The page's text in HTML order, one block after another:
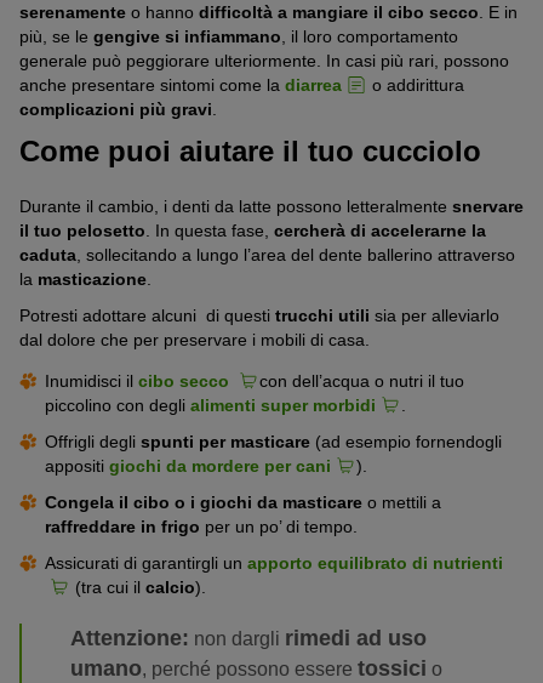
serenamente o hanno difficoltà a mangiare il cibo secco . E in
più, se le gengive si infiammano , il loro comportamento
generale può peggiorare ulteriormente. In casi più rari, possono
anche presentare sintomi come la diarrea
o addirittura
complicazioni più gravi
Come puoi aiutare il tuo cucciolo
Durante il cambio, i denti da latte possono letteralmente snervare
il tuo pelosetto. In questa fase, cercherà di accelerarne la
caduta, sollecitando a lungo l’area del dente ballerino attraverso
la masticazione.
Potresti adottare alcuni di questi trucchi utili sia per alleviarlo
dal dolore che per preservare i mobili di casa.
Inumidisci il cibo secco
con dell’acqua o nutri il tuo
piccolino con degli alimenti super morbidi
.
Offrigli degli spunti per masticare (ad esempio fornendogli
appositi giochi da mordere per cani
).
Congela il cibo o i giochi da masticare o mettili a
raffreddare in frigo per un po’ di tempo.
Assicurati di garantirgli un apporto equilibrato di nutrienti
(tra cui il calcio).
Attenzione: non dargli rimedi ad uso
umano, perché possono essere tossici o